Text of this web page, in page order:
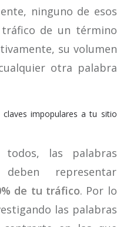
ninguno de esos
de un término
su volumen
otra palabra
claves impopulares a tu sitio
todos, las palabras
representar
de tu tráfico. Por lo
las palabras